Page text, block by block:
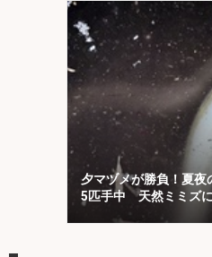
夕マヅメが勝負！夏夜
5匹手中 天然ミミズ